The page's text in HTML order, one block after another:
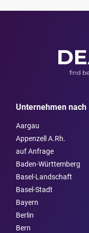
Unternehmen nach
Aargau
Appenzell A.Rh.
auf Anfrage
Baden-Württemberg
Basel-Landschaft
Basel-Stadt
Bayern
Berlin
Bern